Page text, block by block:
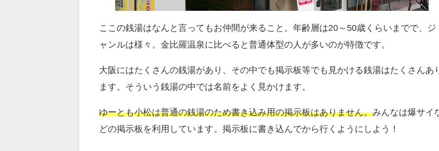
ここの銭湯はなんと言ってもお仲間が来ること。年齢層は20～50歳くらいまでで、ジ
ャンルは様々。金比羅温泉に比べると普通体型の人が多いのが特徴です。
大阪にはたくさんの銭湯があり、その中でも掲示板等でも見かける銭湯はたくさんあ
ます。そういう銭湯の中では名前をよく見かけます。
ゆーとも小松は普通の銭湯のため書き込み用の掲示板はありません。みんなは爆サイ
どの掲示板を利用しています。掲示板に書き込んでから行くようにしよう！